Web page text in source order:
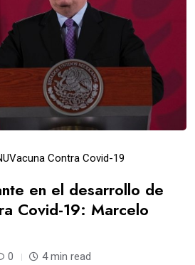
Vacuna Contra Covid-19
en el desarrollo de
Covid-19: Marcelo
0 4 min read